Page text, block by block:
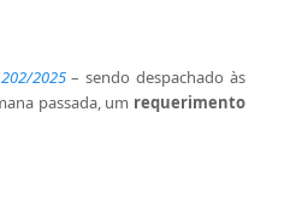
2025– sendo despachado às
passada, um requerimento